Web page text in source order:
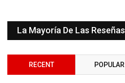
La Mayoría De Las Reseñas
RECENT POPULAR